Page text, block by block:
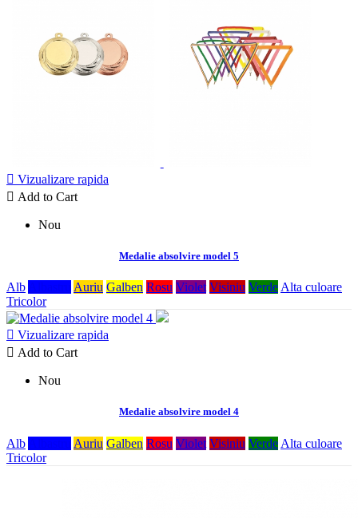
 Vizualizare rapida
 Add to Cart
Nou
Medalie absolvire model 5
Alb Auriu Galben Rosu Violet Visiniu Verde Alta culoare
Tricolor
 Vizualizare rapida
 Add to Cart
Nou
Medalie absolvire model 4
Alb Auriu Galben Rosu Violet Visiniu Verde Alta culoare
Tricolor